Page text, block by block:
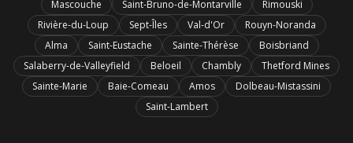
Mascouche
Saint-Bruno-de-Montarville
Rimouski
Rivière-du-Loup
Sept-Îles Val-d'Or
Rouyn-Noranda
Alma
Saint-Eustache Sainte-Thérèse
Boisbriand
Salaberry-de-Valleyfield
Beloeil Chambly
Thetford Mines
Sainte-Marie
Baie-Comeau Amos
Dolbeau-Mistassini
Saint-Lambert